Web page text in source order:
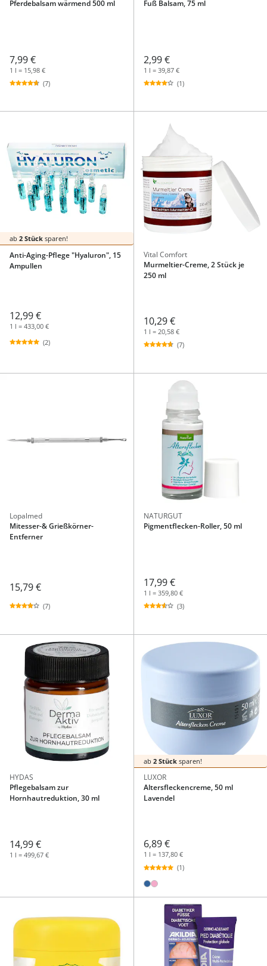
Pferdebalsam wärmend 500 ml
7,99 €
1 l = 15,98 €
(7)
Fuß Balsam, 75 ml
2,99 €
1 l = 39,87 €
(1)
ab 2 Stück sparen!
Anti-Aging-Pflege "Hyaluron", 15
Ampullen
12,99 €
1 l = 433,00 €
(2)
Vital Comfort
Murmeltier-Creme, 2 Stück je
250 ml
10,29 €
1 l = 20,58 €
(7)
Lopalmed
Mitesser-& Grießkörner-
Entferner
15,79 €
(7)
NATURGUT
Pigmentflecken-Roller, 50 ml
17,99 €
1 l = 359,80 €
(3)
HYDAS
Pflegebalsam zur
Hornhautreduktion, 30 ml
14,99 €
1 l = 499,67 €
ab 2 Stücksparen!
LUXOR
Altersfleckencreme, 50 ml
Lavendel
6,89 €
1 l = 137,80 €
(1)